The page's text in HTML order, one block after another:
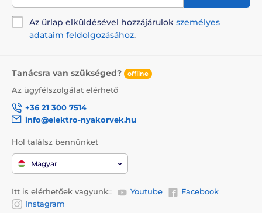
Az űrlap elküldésével hozzájárulok személyes
adataim feldolgozásához.
Tanácsra van szükséged? offline
Az ügyfélszolgálat elérhető
+36 21 300 7514
info@elektro-nyakorvek.hu
Hol találsz bennünket
Magyar
Itt is elérhetőek vagyunk:: Youtube
Facebook
Instagram